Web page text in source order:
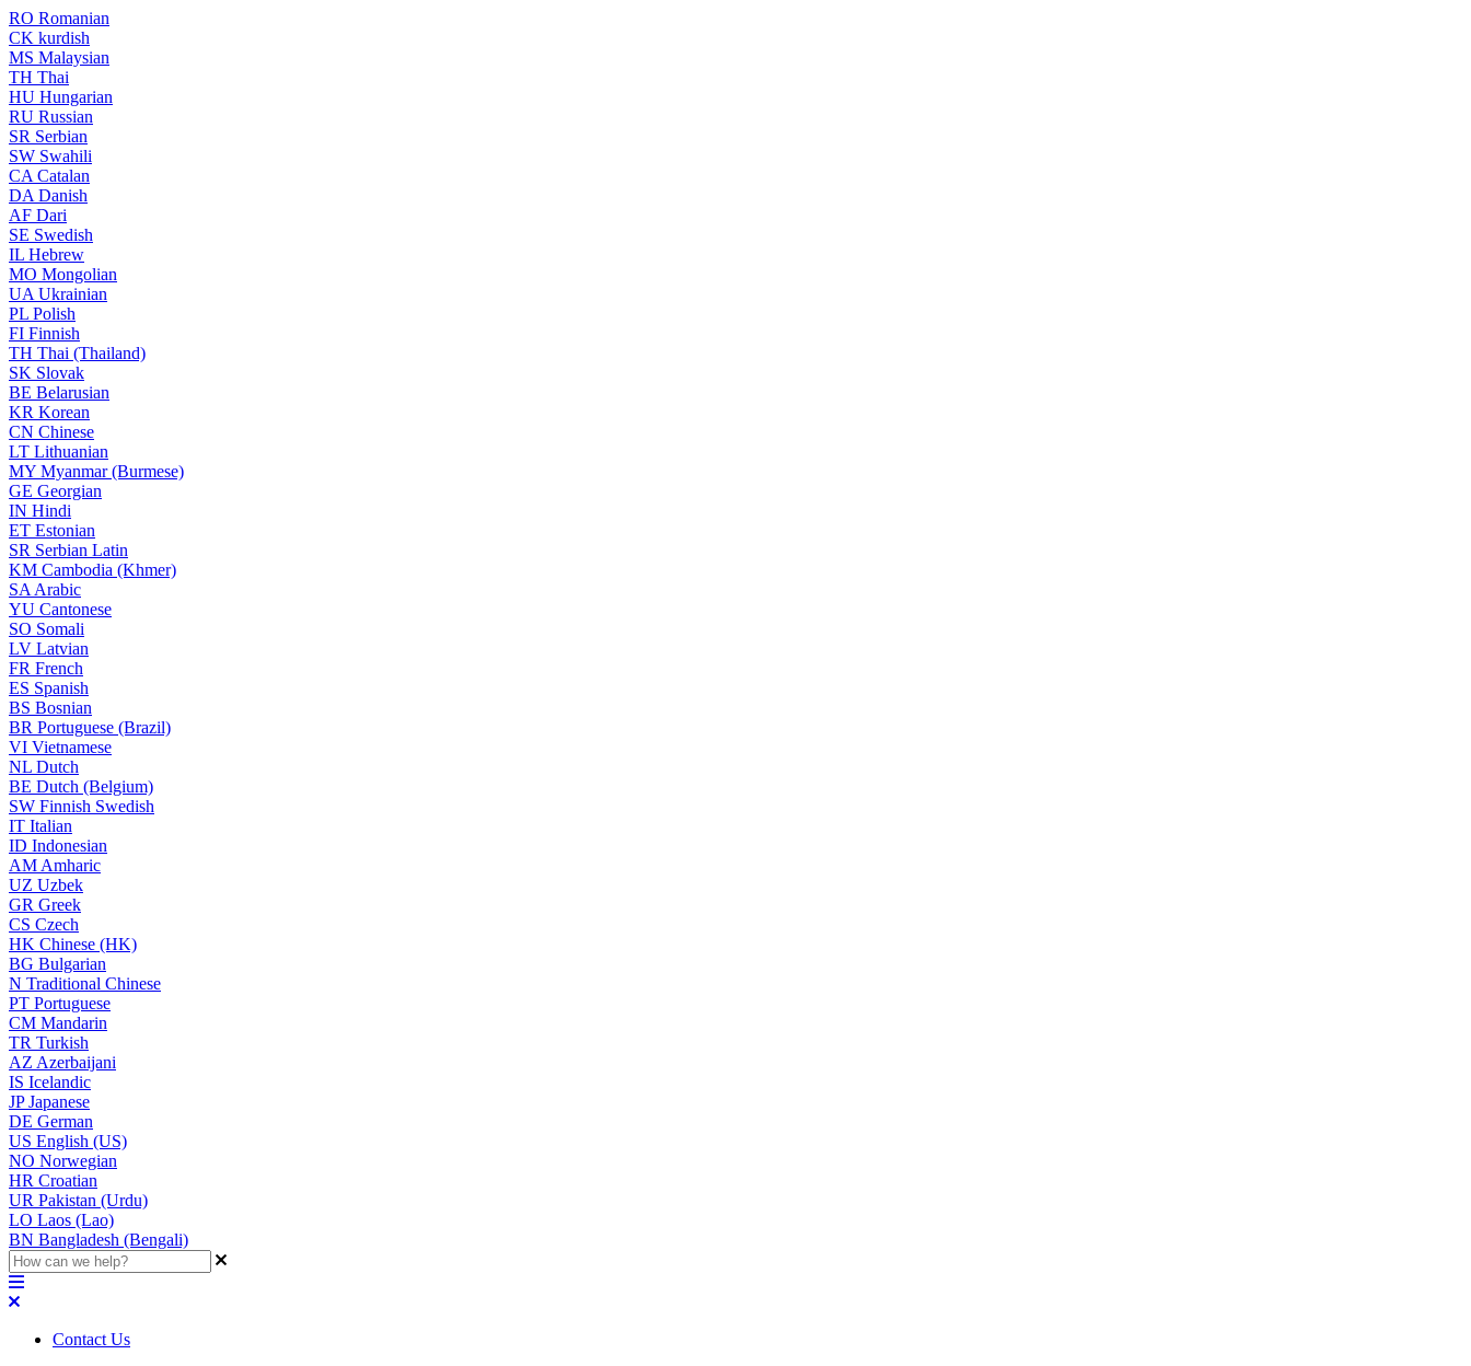
RO Romanian
CK kurdish
MS Malaysian
TH Thai
HU Hungarian
RU Russian
SR Serbian
SW Swahili
CA Catalan
DA Danish
AF Dari
SE Swedish
IL Hebrew
MO Mongolian
UA Ukrainian
PL Polish
FI Finnish
TH Thai (Thailand)
SK Slovak
BE Belarusian
KR Korean
CN Chinese
LT Lithuanian
MY Myanmar (Burmese)
GE Georgian
IN Hindi
ET Estonian
SR Serbian Latin
KM Cambodia (Khmer)
SA Arabic
YU Cantonese
SO Somali
LV Latvian
FR French
ES Spanish
BS Bosnian
BR Portuguese (Brazil)
VI Vietnamese
NL Dutch
BE Dutch (Belgium)
SW Finnish Swedish
IT Italian
ID Indonesian
AM Amharic
UZ Uzbek
GR Greek
CS Czech
HK Chinese (HK)
BG Bulgarian
N Traditional Chinese
PT Portuguese
CM Mandarin
TR Turkish
AZ Azerbaijani
IS Icelandic
JPJapanese
DE German
US English (US)
NO Norwegian
HR Croatian
UR Pakistan (Urdu)
LO Laos (Lao)
BN Bangladesh (Bengali)
Contact Us